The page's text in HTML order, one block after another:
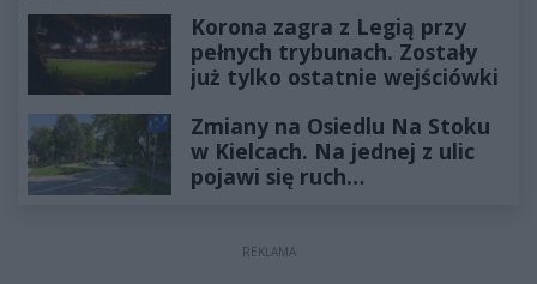
Korona zagra z Legią przy
pełnych trybunach. Zostały
już tylko ostatnie wejściówki
Zmiany na Osiedlu Na Stoku
w Kielcach. Na jednej z ulic
pojawi się ruch
REKLAMA